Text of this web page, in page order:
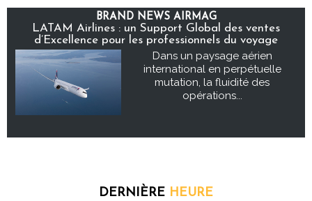
BRAND NEWS AIRMAG
LATAM Airlines : un Support Global des ventes
d’Excellence pour les professionnels du voyage
Dans un paysage aérien
international en perpétuelle
mutation, la fluidité des
opérations...
DERNIÈRE HEURE